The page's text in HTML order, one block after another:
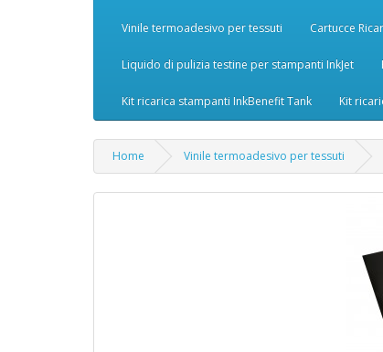
Vinile termoadesivo per tessuti Cartucce
Liquido di pulizia testine per stampanti InkJet
Kit ricarica stampanti InkBenefit Tank Kit
Home Vinile termoadesivo per tessuti